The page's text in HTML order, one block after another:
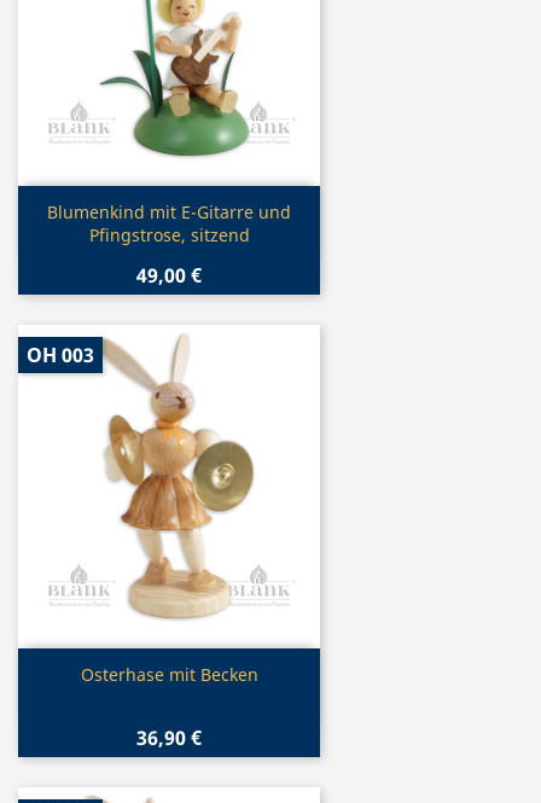
Vorschau
Blumenkind mit E-Gitarre und
Pfingstrose, sitzend
49,00 €
Vorschau
Osterhase mit Becken
36,90 €
OH 003